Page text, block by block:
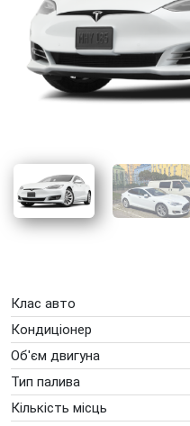
Оренда авто для
Оренда авто для
Оренда авто з ГБО
Оренда авто на добу
Оренда авто на захід
Оренда автомобілів
Оренда
Оренда машини на
Погодинна оренда
Клас авто
Кондиціонер
Об'єм двигуна
Тип палива
Кількість місць